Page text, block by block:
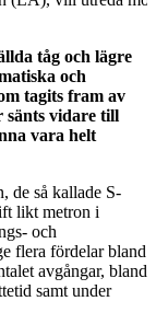
tåg och lägre
och
tagits fram av
sänts vidare till
vara helt
de så kallade S-
likt metron i
och
flera fördelar bland
avgångar, bland
samt under